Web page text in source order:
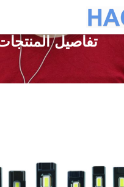
تفاصيل المنتجات